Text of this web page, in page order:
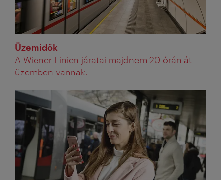
Üzemidők
A Wiener Linien járatai majdnem 20 órán át
üzemben vannak.